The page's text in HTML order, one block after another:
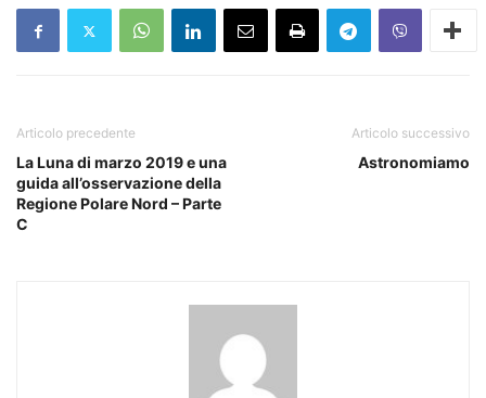
Articolo precedente
La Luna di marzo 2019 e una
guida all’osservazione della
Regione Polare Nord – Parte
C
Articolo successivo
Astronomiamo